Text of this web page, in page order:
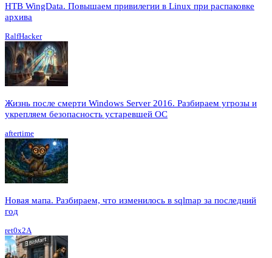
HTB WingData. Повышаем привилегии в Linux при распаковке
архива
RalfHacker
Жизнь после смерти Windows Server 2016. Разбираем угрозы и
укрепляем безопасность устаревшей ОС
aftertime
Новая мапа. Разбираем, что изменилось в sqlmap за последний
год
ret0x2A